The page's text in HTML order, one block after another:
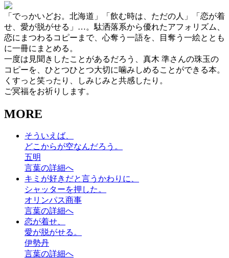
「でっかいどお。北海道」「飲む時は、ただの人」「恋が着
せ、愛が脱がせる」…。駄洒落系から優れたアフォリズム、
恋にまつわるコピーまで、心奪う一語を、目奪う一絵ととも
に一冊にまとめる。
一度は見聞きしたことがあるだろう、真木 準さんの珠玉の
コピーを、ひとつひとつ大切に噛みしめることができる本。
くすっと笑ったり、しみじみと共感したり。
ご冥福をお祈りします。
MORE
そういえば、
どこからが空なんだろう。
五明
言葉の詳細へ
キミが好きだと言うかわりに、
シャッターを押した。
オリンパス商事
言葉の詳細へ
恋が着せ、
愛が脱がせる。
伊勢丹
言葉の詳細へ